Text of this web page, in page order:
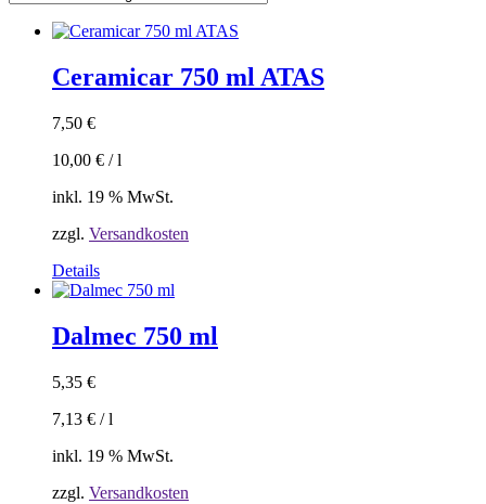
Ceramicar 750 ml ATAS
7,50 €
10,00 € /l
inkl. 19 % MwSt.
zzgl. Versandkosten
Details
Dalmec 750 ml
5,35 €
7,13 € /l
inkl. 19 % MwSt.
zzgl. Versandkosten